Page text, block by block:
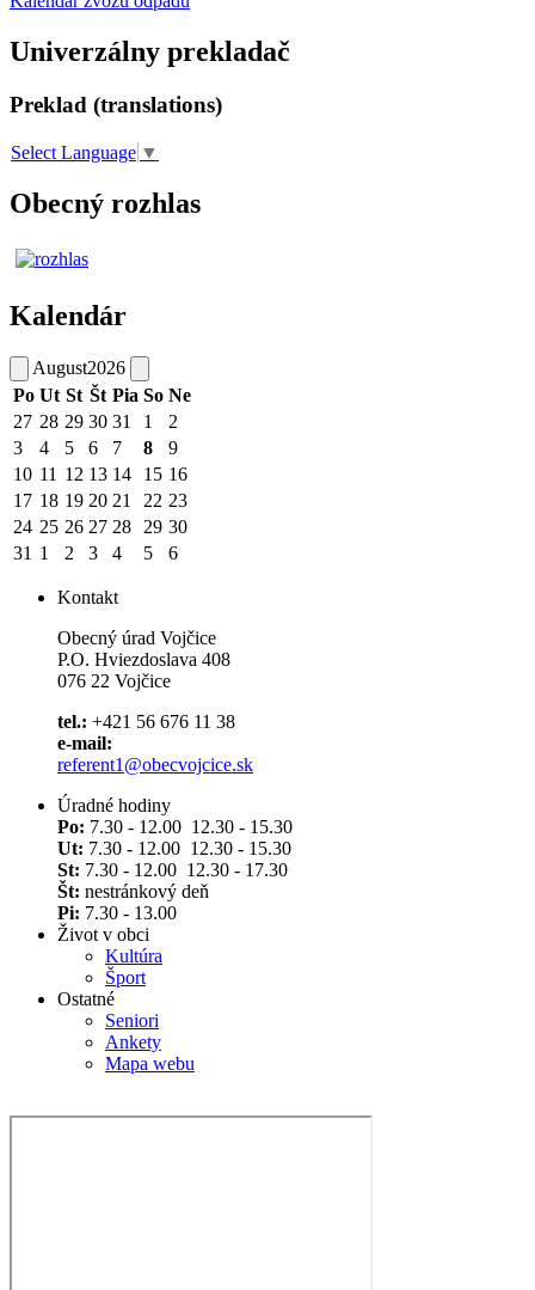
Univerzálny prekladač
Preklad (translations)
Select Language ▼
Obecný rozhlas
Kalendár
August2026
Po Ut St Št Pia So Ne
27 28 29 30 31 1
2
3
4 5 6 7 8
9
10 11 12 13 14 15 16
17 18 19 20 21 22 23
24 25 26 27 28 29 30
31 1 2 3 4 5 6
Kontakt
Obecný úrad Vojčice
P.O. Hviezdoslava 408
076 22 Vojčice
tel.: +421 56 676 11 38
e-mail:
referent1@obecvojcice.sk
Úradné hodiny
Po: 7.30 - 12.00 12.30 - 15.30
Ut: 7.30 - 12.00 12.30 - 15.30
St: 7.30 - 12.00 12.30 - 17.30
Št: nestránkový deň
Pi: 7.30 - 13.00
Život v obci
Kultúra
Šport
Ostatné
Seniori
Ankety
Mapa webu